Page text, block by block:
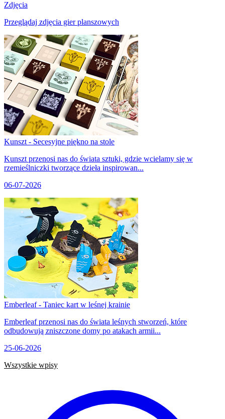
Zdjęcia
Przeglądaj zdjęcia gier planszowych
Kunszt - Secesyjne piękno na stole
Kunszt przenosi nas do świata sztuki, gdzie wcielamy się w
rzemieślniczki tworzące dzieła inspirowan...
06-07-2026
Emberleaf - Taniec kart w leśnej krainie
Emberleaf przenosi nas do świata leśnych stworzeń, które
odbudowują zniszczone domy po atakach armii...
25-06-2026
Wszystkie wpisy